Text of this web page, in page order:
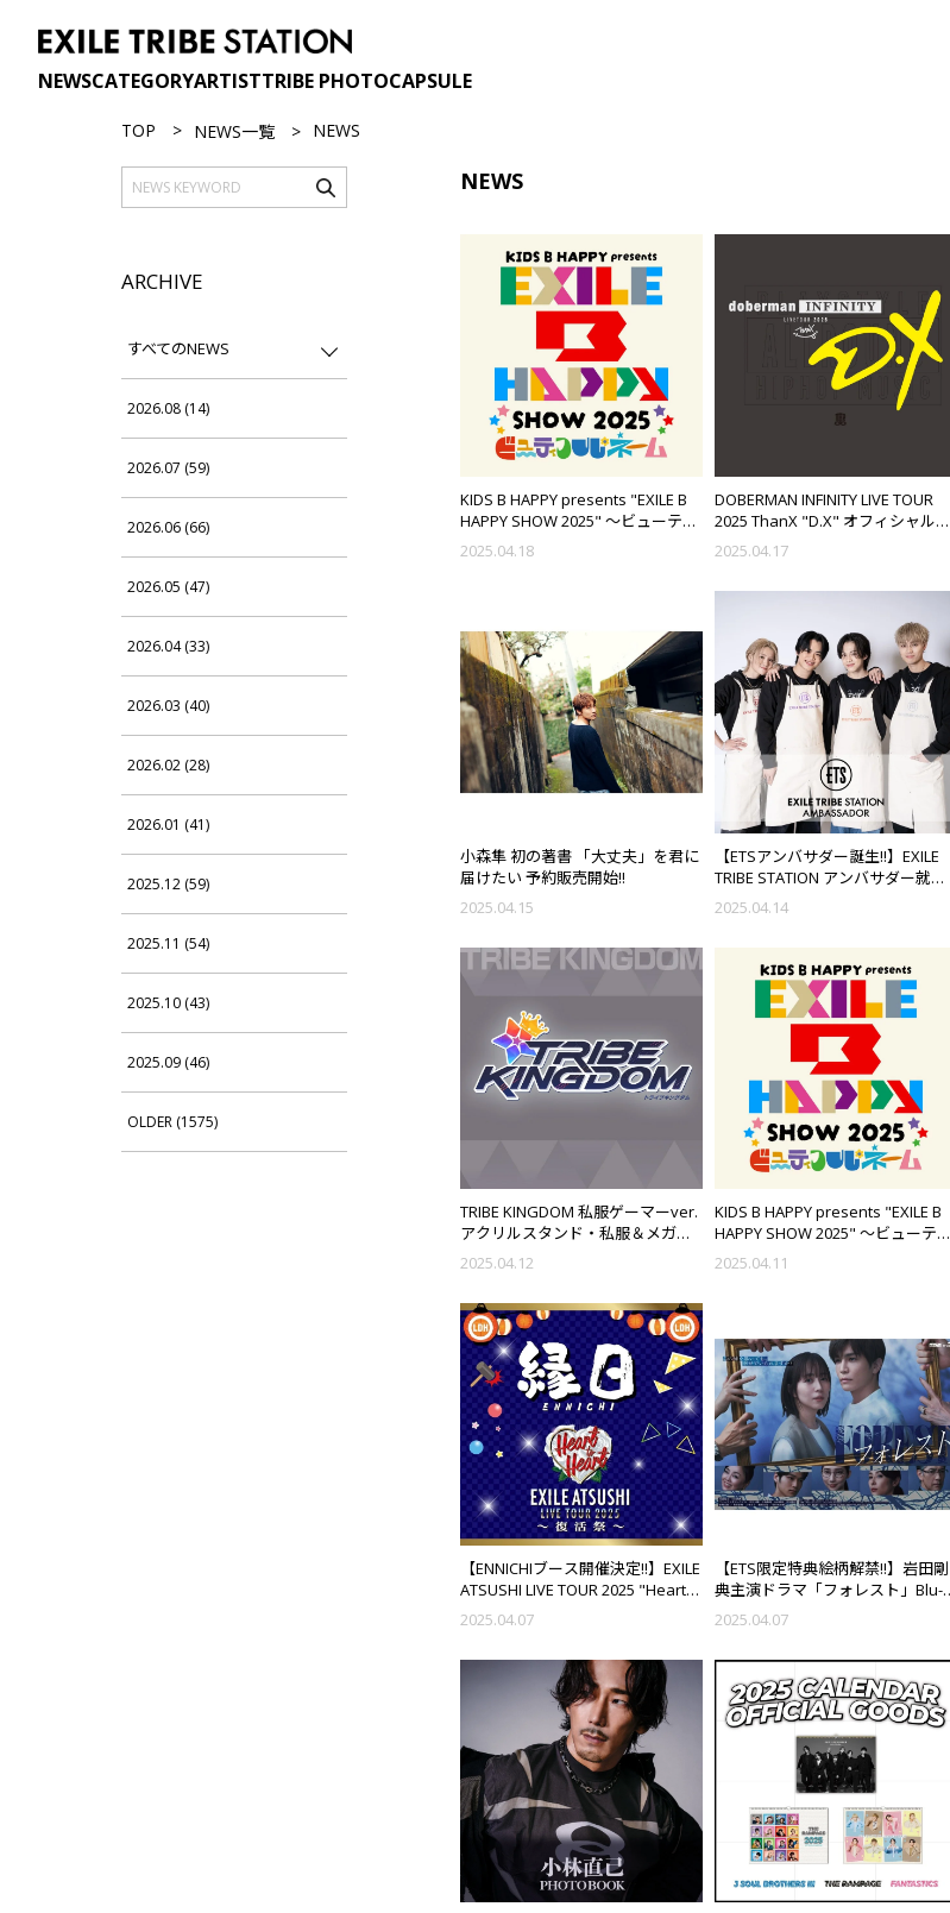
NEWSCATEGORYARTISTTRIBE PHOTOCAPSULE
TOP NEWS一覧 NEWS
ARCHIVE
すべてのNEWS
2026.08 (14)
2026.07 (59)
2026.06 (66)
2026.05 (47)
2026.04 (33)
2026.03 (40)
2026.02 (28)
2026.01 (41)
2025.12 (59)
2025.11 (54)
2025.10 (43)
2025.09 (46)
OLDER (1575)
NEWS
KIDS B HAPPY presents "EXILE B
HAPPY SHOW 2025" ～ビューティ
フル・ネーム～ オフィシャルグッ
ズ OFFICIAL FAN CLUB先行販売
2025.04.18
DOBERMAN INFINITY LIVE TOUR
2025 ThanX "D.X" オフィシャルグ
ッズ発売決定!!
2025.04.17
小森隼 初の著書 「大丈夫」を君に
届けたい 予約販売開始!!
2025.04.15
【ETSアンバサダー誕生!!】EXILE
TRIBE STATION アンバサダー就任
記念！スペシャルイベント開催決
定！
2025.04.14
TRIBE KINGDOM 私服ゲーマーver.
アクリルスタンド・私服＆メガネ
ver. ビジュアルカード発売!!
2025.04.12
KIDS B HAPPY presents "EXILE B
HAPPY SHOW 2025" ～ビューティ
フル・ネーム～ オフィシャルグッ
ズ発売決定!!
2025.04.11
【ENNICHIブース開催決定!!】EXILE
ATSUSHI LIVE TOUR 2025 "Heart
to Heart" ～復活祭～
2025.04.07
【ETS限定特典絵柄解禁!!】岩田剛
典主演ドラマ「フォレスト」Blu-
ray BOX予約受付中!!
2025.04.07